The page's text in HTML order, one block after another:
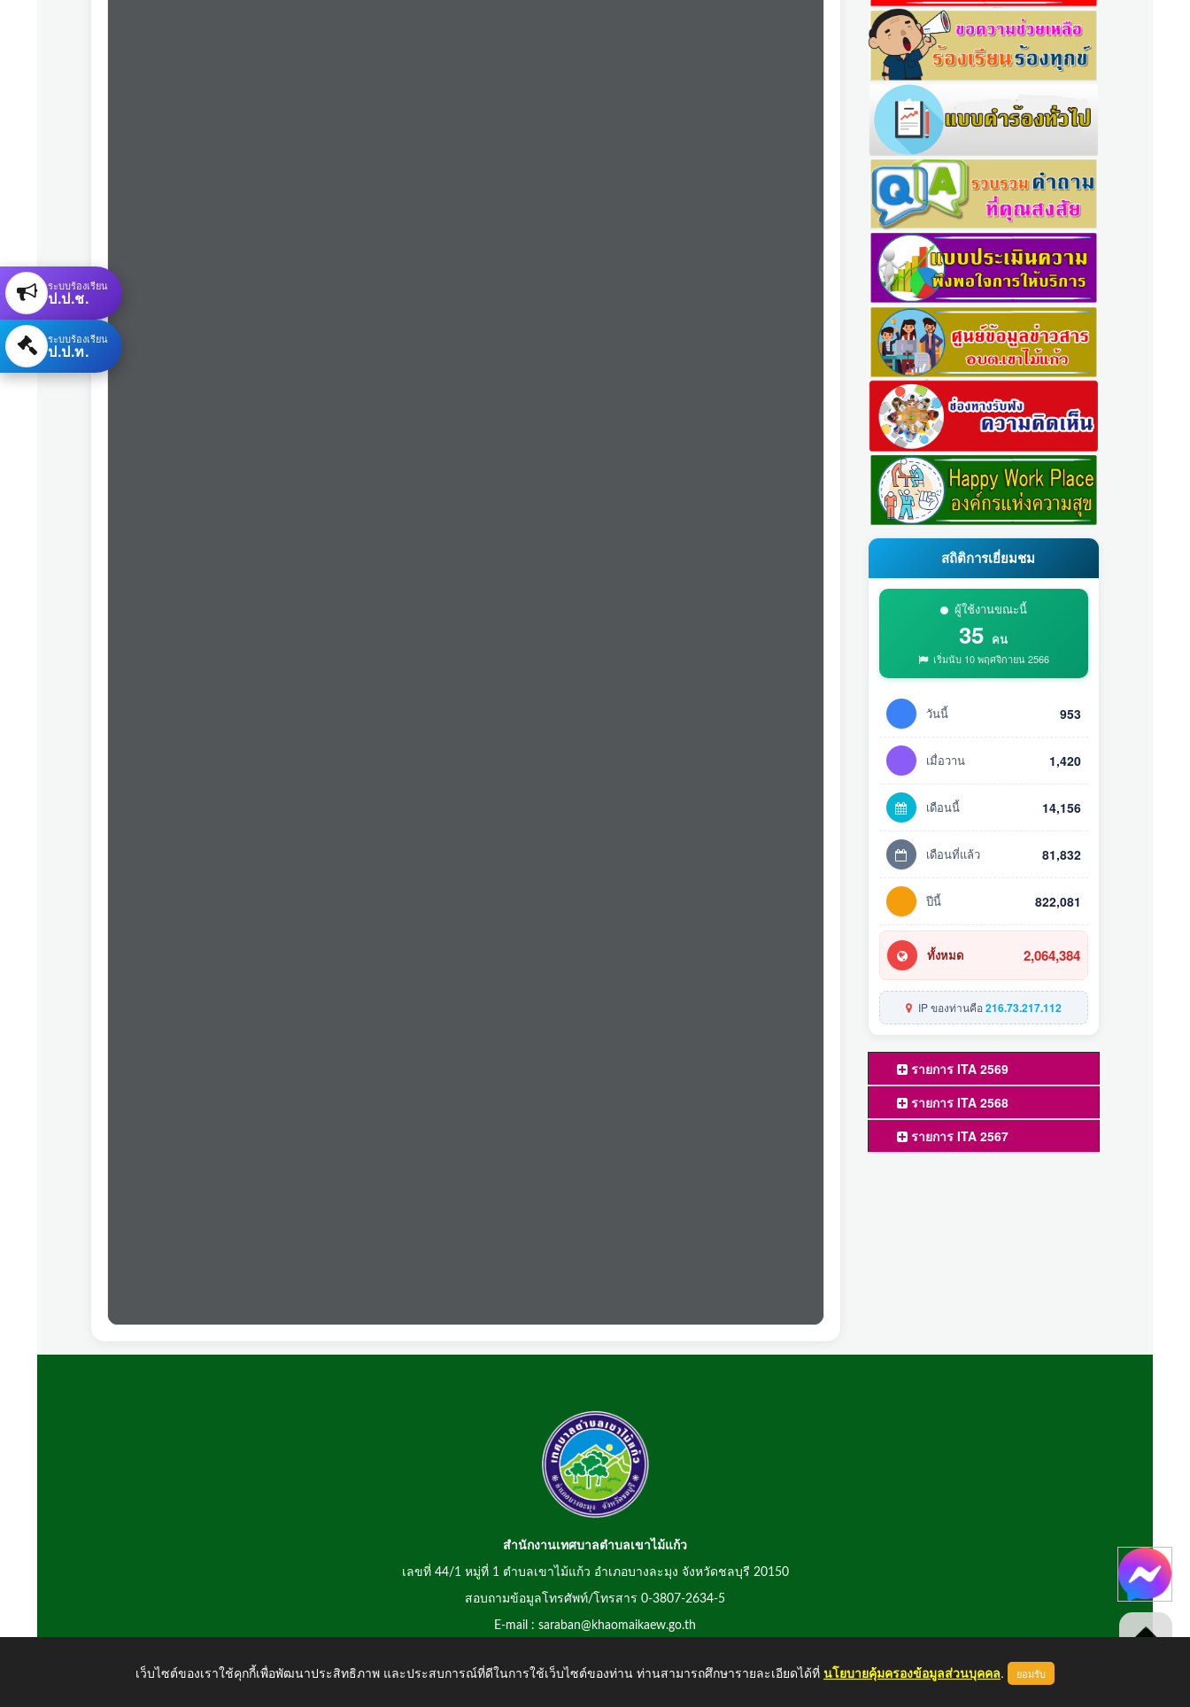
สถิติการเยี่ยมชม
ผู้ใช้งานขณะนี้
35 คน
เริ่มนับ 10 พฤศจิกายน 2566
วันนี้ 953
เมื่อวาน 1,420
เดือนนี้ 14,156
เดือนที่แล้ว 81,832
ปีนี้ 822,081
ทั้งหมด 2,064,384
IP ของท่านคือ216.73.217.112
รายการ ITA 2569
รายการ ITA 2568
รายการ ITA 2567
ระบบร้องเรียน
ป.ป.ช.
ระบบร้องเรียน
ป.ป.ท.
สำนักงานเทศบาลตำบลเขาไม้แก้ว
เลขที่ 44/1 หมู่ที่ 1 ตำบลเขาไม้แก้ว อำเภอบางละมุง จังหวัดชลบุรี 20150
สอบถามข้อมูลโทรศัพท์/โทรสาร 0-3807-2634-5
E-mail : saraban@khaomaikaew.go.th
เว็บไซต์ของเราใช้คุกกี้เพื่อพัฒนาประสิทธิภาพ และประสบการณ์ที่ดีในการใช้เว็บไซต์ของท่าน ท่านสามารถศึกษารายละเอียดได้ที่ นโยบายคุ้มครองข้อมูลส่วนบุคคล. ยอมรับ